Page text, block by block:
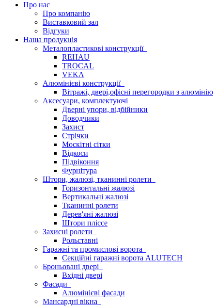
Про нас
Про компанію
Виставковий зал
Відгуки
Наша продукція
Металопластикові конструкції
REHAU
TROCAL
VEKA
Алюмінієві конструкції
Вітражі, двері,офісні перегородки з алюмінію
Аксесуари, комплектуючі
Дверні упори, відбійники
Доводчики
Захист
Стрічки
Москітні сітки
Відкоси
Підвіконня
Фурнітура
Штори, жалюзі, тканинні ролети
Горизонтальні жалюзі
Вертикальні жалюзі
Тканинні ролети
Дерев'яні жалюзі
Штори пліссе
Захисні ролети
Рольставні
Гаражні та промислові ворота
Секційні гаражні ворота ALUTECH
Броньовані двері
Вхідні двері
Фасади
Алюмінієві фасади
Мансардні вікна